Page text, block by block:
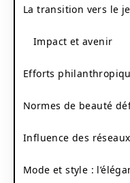
La transition vers le
Impact et avenir
Efforts
Normes de beauté
Influence des
Mode et style :